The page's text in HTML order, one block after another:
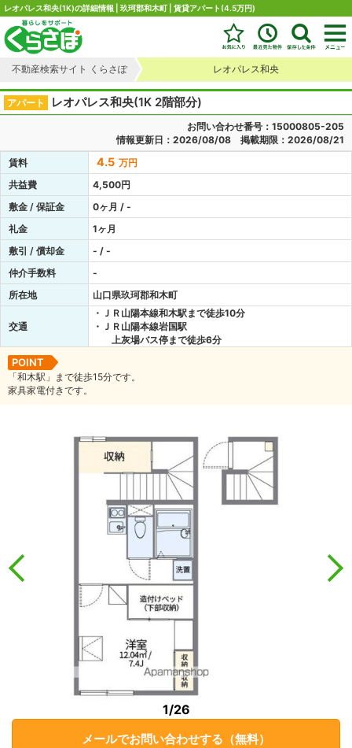
レオパレス和央(1K)の詳細情報 | 玖珂郡和木町 | 賃貸アパート(4.5万円)
不動産検索サイト くらさぽ レオパレス和央
アパート レオパレス和央(1K 2階部分)
お問い合わせ番号：15000805-205
情報更新日：2026/08/08 掲載期限：2026/08/21
賃料
4.5 万円
共益費
4,500円
敷金 / 保証金
0ヶ月 / -
礼金
1ヶ月
敷引 / 償却金
- / -
仲介手数料
-
所在地
山口県玖珂郡和木町
交通
・ＪＲ山陽本線和木駅まで徒歩10分
・ＪＲ山陽本線岩国駅
上灰場バス停まで徒歩6分
POINT
「和木駅」まで徒歩15分です。
家具家電付きです。
1/26
メールでお問い合わせする（無料）